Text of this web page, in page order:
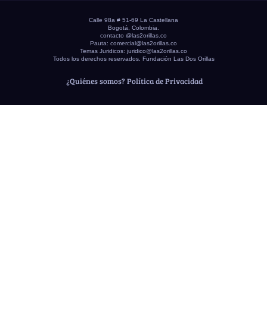
Calle 98a # 51-69 La Castellana
Bogotá, Colombia.
contacto @las2orillas.co
Pauta: comercial@las2orillas.co
Temas Juridicos: juridico@las2orillas.co
Todos los derechos reservados. Fundación Las Dos Orillas
¿Quiénes somos? Política de Privacidad